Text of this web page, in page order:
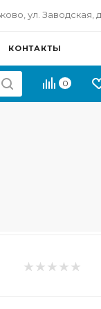
ул. Заводская,
КОНТАКТЫ
0